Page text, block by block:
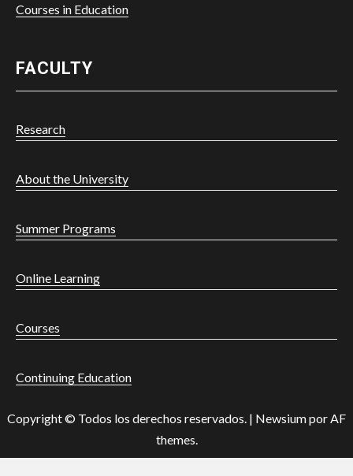
Courses in Education
FACULTY
Research
About the University
Summer Programs
Online Learning
Courses
Continuing Education
Copyright © Todos los derechos reservados. | Newsiumpor AF
themes.